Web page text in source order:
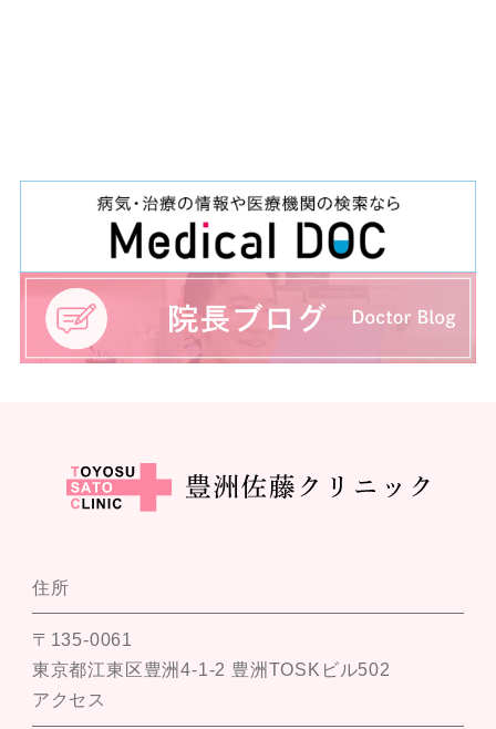
住所
〒135-0061
東京都江東区豊洲4-1-2 豊洲TOSKビル502
アクセス